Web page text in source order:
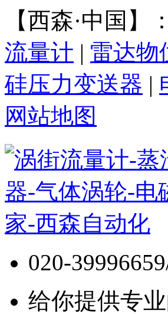
【西森·中国】：
流量计 | 雷达物
硅压力变送器 |
网站地图
020-
给你提供专